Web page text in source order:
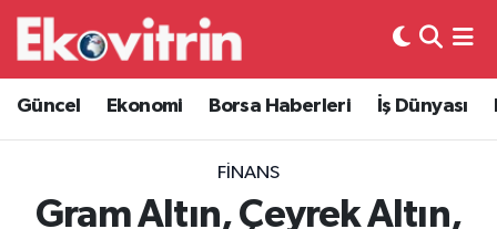
Güncel Ekonomi Borsa Haberleri İş Dünyası
FINANS
Gram Altın, Çeyrek Altın,
Güncel
Ekonomi
Borsa Haberleri
Hava Durumu
Trafik Durumu
Süper Lig Puan Durumu ve Fikstür